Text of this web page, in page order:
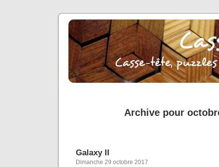
Archive pour
Galaxy II
Dimanche 29 octobre 2017